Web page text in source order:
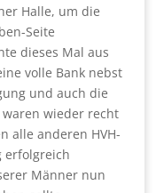
Halle, um die
Seite
dieses Mal aus
volle Bank nebst
und auch die
wieder recht
alle anderen HVH-
erfolgreich
Männer nun